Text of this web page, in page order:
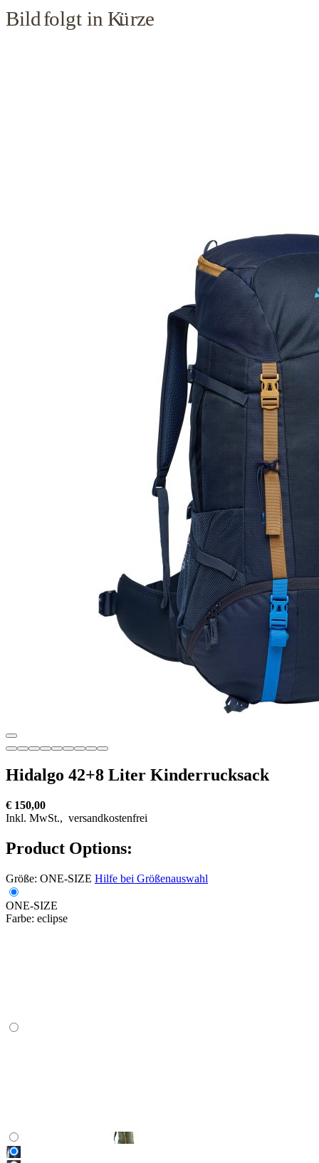
Hidalgo 42+8 Liter Kinderrucksack
€ 150,00
Inkl. MwSt., versandkostenfrei
Product Options:
Größe: ONE-SIZE Hilfe bei Größenauswahl
ONE-SIZE
Farbe: eclipse